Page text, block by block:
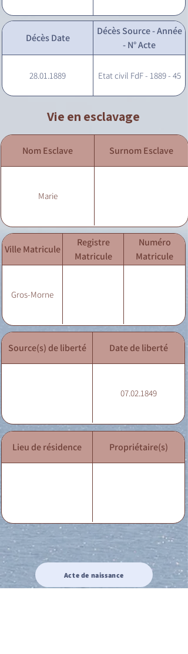
Décès Date
Décès Source - Année
- N° Acte
28.01.1889 Etat civil FdF - 1889 - 45
Vie en esclavage
Nom Esclave Surnom Esclave
Marie
Ville Matricule
Registre
Matricule
Numéro
Matricule
Gros-Morne
Source(s) de liberté Date de liberté
07.02.1849
Lieu de résidence Propriétaire(s)
Acte de naissance